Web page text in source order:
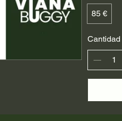
85 €
Cantidad